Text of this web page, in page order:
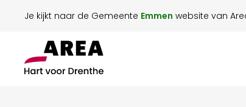
Je kijkt naar de Gemeente Emmen website van